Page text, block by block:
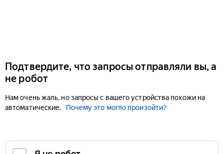
Подтвердите, что запросы отправляли вы, а
не робот
Нам очень жаль, но запросы с вашего устройства похожи на
автоматические.
Почему это могло произойти?